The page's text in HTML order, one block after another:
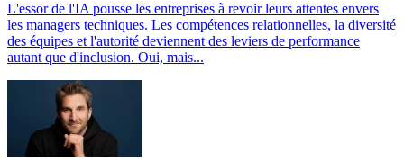
L'essor de l'IA pousse les entreprises à revoir leurs attentes envers
les managers techniques. Les compétences relationnelles, la diversité
des équipes et l'autorité deviennent des leviers de performance
autant que d'inclusion. Oui, mais...